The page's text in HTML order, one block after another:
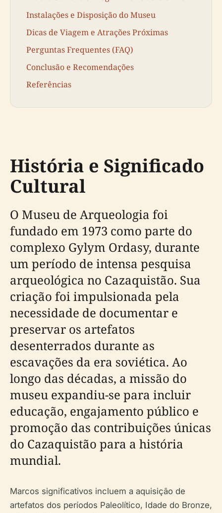
Instalações e Disposição do Museu
Dicas de Viagem e Atrações Próximas
Perguntas Frequentes (FAQ)
Conclusão e Recomendações
Referências
História e Significado
Cultural
O Museu de Arqueologia foi
fundado em 1973 como parte do
complexo Gylym Ordasy, durante
um período de intensa pesquisa
arqueológica no Cazaquistão. Sua
criação foi impulsionada pela
necessidade de documentar e
preservar os artefatos
desenterrados durante as
escavações da era soviética. Ao
longo das décadas, a missão do
museu expandiu-se para incluir
educação, engajamento público e
promoção das contribuições únicas
do Cazaquistão para a história
mundial.
Marcos significativos incluem a aquisição de
artefatos dos períodos Paleolítico, Idade do Bronze,